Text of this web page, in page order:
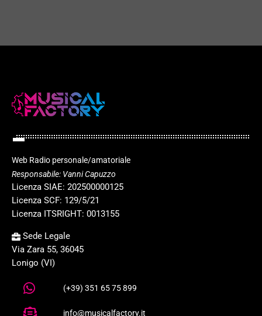
Web Radio personale/amatoriale
Responsabile: Vanni Capuzzo
Licenza SIAE: 202500000125
Licenza SCF: 129/5/21
Licenza ITSRIGHT: 0013155
Sede Legale
Via Zara 55, 36045
Lonigo (VI)
(+39) 351 65 75 899
info@musicalfactory.it